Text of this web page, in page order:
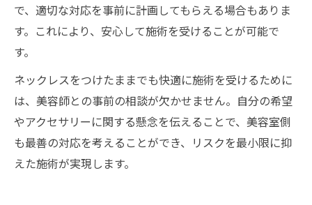
で、適切な対応を事前に計画してもらえる場合もありま
す。これにより、安心して施術を受けることが可能で
す。
ネックレスをつけたままでも快適に施術を受けるために
は、美容師との事前の相談が欠かせません。自分の希望
やアクセサリーに関する懸念を伝えることで、美容室側
も最善の対応を考えることができ、リスクを最小限に抑
えた施術が実現します。